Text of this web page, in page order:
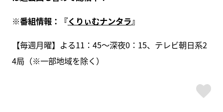
※番組情報：『くりぃむナンタラ』
【毎週月曜】よる11：45～深夜0：15、テレビ朝日系2
4局（※一部地域を除く）